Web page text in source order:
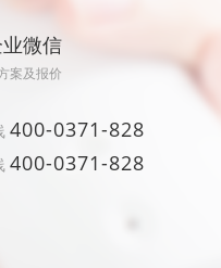
微信
案及报价
400-0371-828
400-0371-828